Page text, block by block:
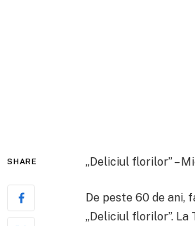
SHARE „Deliciul florilor” –
De peste 60 de ani,
„Deliciul florilor”.